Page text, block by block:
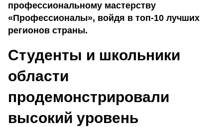
профессиональному мастерству
«Профессионалы», войдя в топ-10 лучших
регионов страны.
Студенты и школьники
области
продемонстрировали
высокий уровень